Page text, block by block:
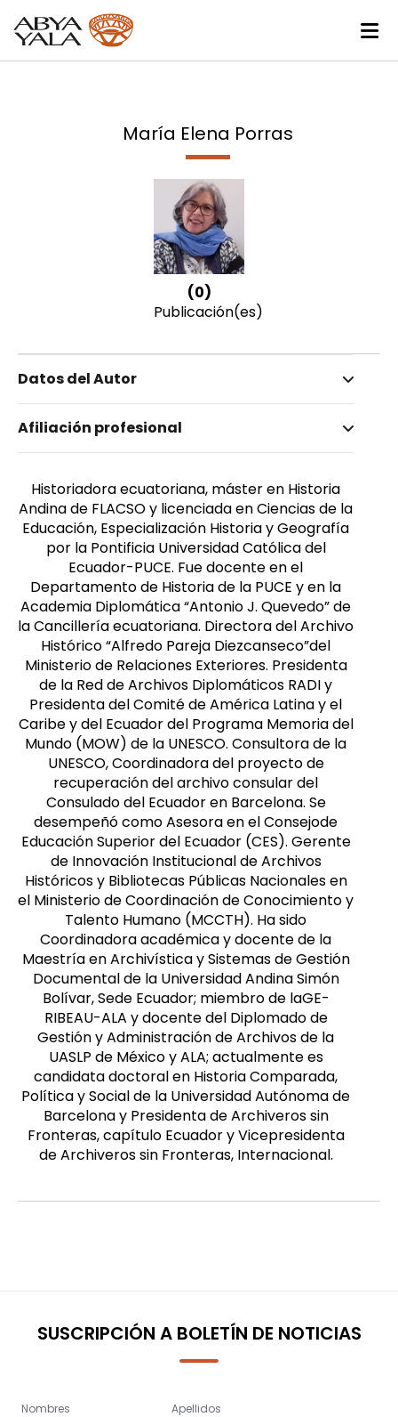
María Elena Porras
(0)
Publicación(es)
Datos del Autor
Porras, María Elena
Femenino
Afiliación profesional
Historiadora ecuatoriana, máster en Historia
Andina de FLACSO y licenciada en Ciencias de la
Educación, Especialización Historia y Geografía
por la Pontificia Universidad Católica del
Ecuador-PUCE. Fue docente en el
Departamento de Historia de la PUCE y en la
Academia Diplomática “Antonio J. Quevedo” de
la Cancillería ecuatoriana. Directora del Archivo
Histórico “Alfredo Pareja Diezcanseco”del
Ministerio de Relaciones Exteriores. Presidenta
de la Red de Archivos Diplomáticos RADI y
Presidenta del Comité de América Latina y el
Caribe y del Ecuador del Programa Memoria del
Mundo (MOW) de la UNESCO. Consultora de la
UNESCO, Coordinadora del proyecto de
recuperación del archivo consular del
Consulado del Ecuador en Barcelona. Se
desempeñó como Asesora en el Consejode
Educación Superior del Ecuador (CES). Gerente
de Innovación Institucional de Archivos
Históricos y Bibliotecas Públicas Nacionales en
el Ministerio de Coordinación de Conocimiento y
Talento Humano (MCCTH). Ha sido
Coordinadora académica y docente de la
Maestría en Archivística y Sistemas de Gestión
Documental de la Universidad Andina Simón
Bolívar, Sede Ecuador; miembro de laGE-
RIBEAU-ALA y docente del Diplomado de
Gestión y Administración de Archivos de la
UASLP de México y ALA; actualmente es
candidata doctoral en Historia Comparada,
Política y Social de la Universidad Autónoma de
Barcelona y Presidenta de Archiveros sin
Fronteras, capítulo Ecuador y Vicepresidenta
de Archiveros sin Fronteras, Internacional.
SUSCRIPCIÓN A BOLETÍN DE NOTICIAS
Nombres Apellidos